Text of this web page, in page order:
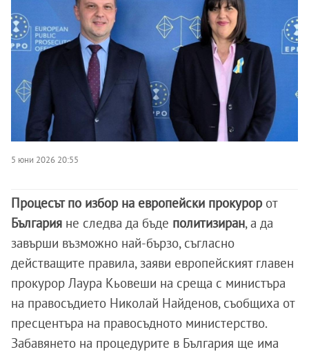
5 юни 2026 20:55
Процесът по избор на европейски прокурор от
България не следва да бъде политизиран, а да
завърши възможно най-бързо, съгласно
действащите правила, заяви европейският главен
прокурор Лаура Кьовеши на среща с министъра
на правосъдието Николай Найденов, съобщиха от
пресцентъра на правосъдното министерство.
Забавянето на процедурите в България ще има